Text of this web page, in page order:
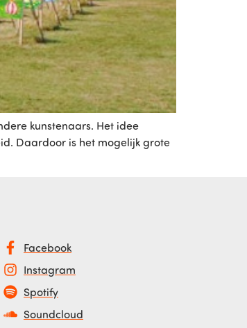
kunstenaars. Het idee
Daardoor is het mogelijk grote
Facebook
Instagram
Spotify
Soundcloud